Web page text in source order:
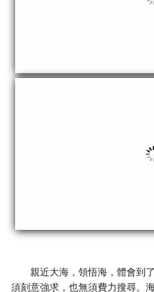
親近大海，領悟海，體會到
須刻意強求，也無須費力搜尋。